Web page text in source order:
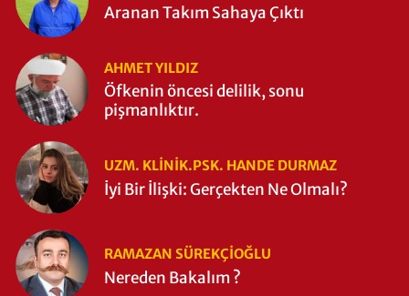
Aranan Takım Sahaya Çıktı
AHMET YILDIZ
Öfkenin öncesi delilik, sonu
pişmanlıktır.
UZM. KLINIK.PSK. HANDE DURMAZ
İyi Bir İlişki: Gerçekten Ne Olmalı?
RAMAZAN SÜREKÇIOĞLU
Nereden Bakalım ?